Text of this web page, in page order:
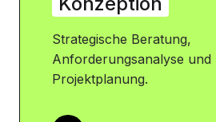
Strategische Beratung,
Anforderungsanalyse und
Projektplanung.